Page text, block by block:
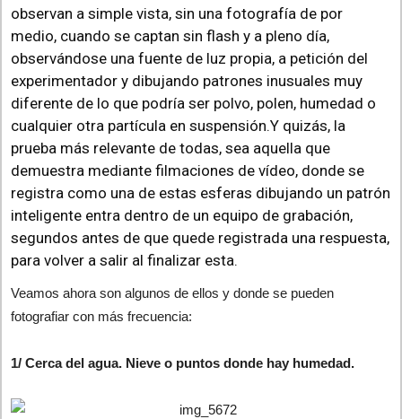
observan a simple vista, sin una fotografía de por
medio, cuando se captan sin flash y a pleno día,
observándose una fuente de luz propia, a petición del
experimentador y dibujando patrones inusuales muy
diferente de lo que podría ser polvo, polen, humedad o
cualquier otra partícula en suspensión.Y quizás, la
prueba más relevante de todas, sea aquella que
demuestra mediante filmaciones de vídeo, donde se
registra como una de estas esferas dibujando un patrón
inteligente entra dentro de un equipo de grabación,
segundos antes de que quede registrada una respuesta,
para volver a salir al finalizar esta.
Veamos ahora son algunos de ellos y donde se pueden
fotografiar con más frecuencia:
1/ Cerca del agua. Nieve o puntos donde hay humedad.